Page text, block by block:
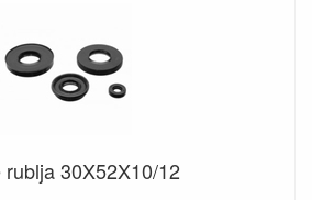
30X52X10/12